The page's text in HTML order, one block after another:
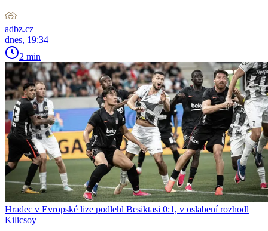
adbz.cz
dnes, 19:34
2 min
Hradec v Evropské lize podlehl Besiktasi 0:1, v oslabení rozhodl
Kilicsoy